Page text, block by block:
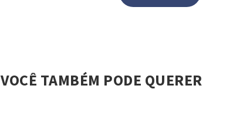
VOCÊ TAMBÉM PODE QUERER